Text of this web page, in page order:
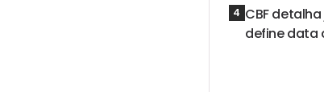
4 CBF
define data